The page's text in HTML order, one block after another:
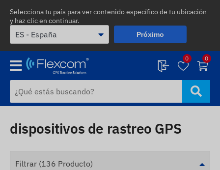
Selecciona tu país para ver contenido específico de tu ubicación
y haz clic en continuar.
Próximo
0 0
dispositivos de rastreo GPS
Filtrar (136 Producto)